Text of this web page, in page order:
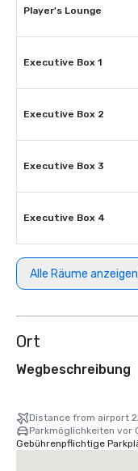
Player's Lounge
Executive Box 1
Executive Box 2
Executive Box 3
Executive Box 4
Alle Räume
Ort
Wegbeschreibung
Distance from airport
Parkmöglichkeiten vor
Gebührenpflichtige